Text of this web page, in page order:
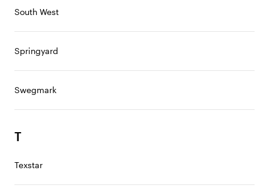
South West
Springyard
Swegmark
T
Texstar